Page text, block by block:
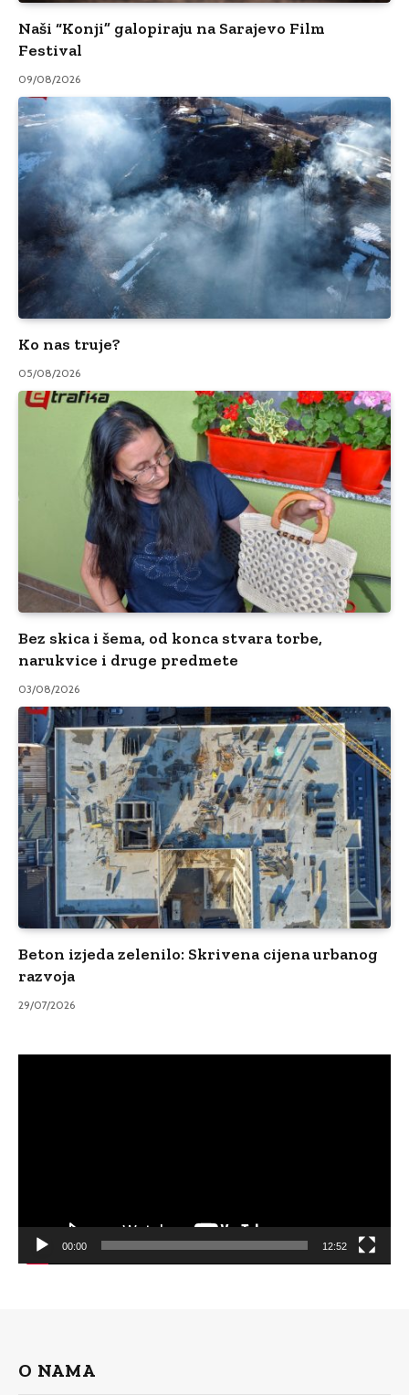
Naši “Konji” galopiraju na Sarajevo Film
Festival
09/08/2026
Ko nas truje?
05/08/2026
Bez skica i šema, od konca stvara torbe,
narukvice i druge predmete
03/08/2026
Beton izjeda zelenilo: Skrivena cijena urbanog
razvoja
29/07/2026
00:00 12:52
O NAMA